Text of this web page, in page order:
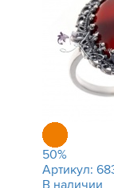
50%
Артикул:
В наличии